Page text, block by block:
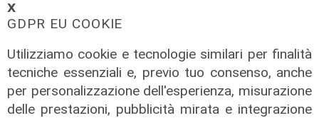
𝗫
GDPR EU COOKIE
Utilizziamo cookie e tecnologie similari per finalità
tecniche essenziali e, previo tuo consenso, anche
per personalizzazione dell'esperienza, misurazione
delle prestazioni, pubblicità mirata e integrazione
morto Francesco Guccini
di F.S.